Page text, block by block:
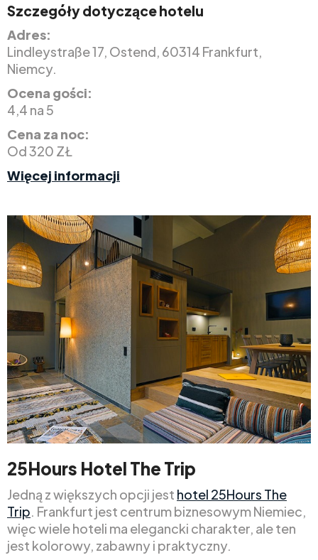
Szczegóły dotyczące hotelu
Adres:
Lindleystraße 17, Ostend, 60314 Frankfurt,
Niemcy.
Ocena gości:
4,4 na 5
Cena za noc:
Od 320 ZŁ
Więcej informacji
25Hours Hotel The Trip
Jedną z większych opcji jest hotel 25Hours The
Trip. Frankfurt jest centrum biznesowym Niemiec,
więc wiele hoteli ma elegancki charakter, ale ten
jest kolorowy, zabawny i praktyczny.